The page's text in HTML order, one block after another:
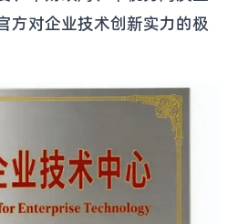
方对企业技术创新实力的极